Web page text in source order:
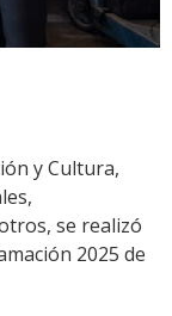
y Cultura,
se realizó
2025 de